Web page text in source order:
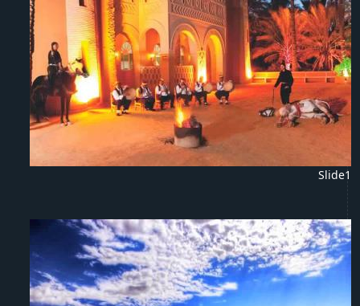
Slide1